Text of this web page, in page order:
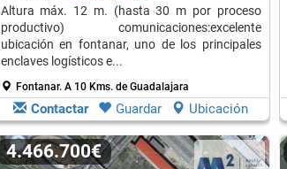
Altura máx. 12 m. (hasta 30 m por proceso
productivo) comunicaciones:excelente
ubicación en fontanar, uno de los principales
enclaves logísticos e...
Fontanar. A 10 Kms. de Guadalajara
Contactar Guardar Ubicación
4.466.700€